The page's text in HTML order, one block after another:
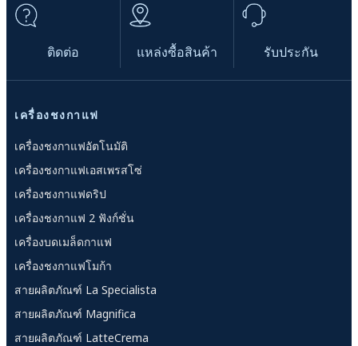
ติดต่อ แหล่งซื้อสินค้า รับประกัน
เครื่องชงกาแฟ
เครื่องชงกาแฟอัตโนมัติ
เครื่องชงกาแฟเอสเพรสโซ่
เครื่องชงกาแฟดริป
เครื่องชงกาแฟ 2 ฟังก์ชั่น
เครื่องบดเมล็ดกาแฟ
เครื่องชงกาแฟโมก้า
สายผลิตภัณฑ์ La Specialista
สายผลิตภัณฑ์ Magnifica
สายผลิตภัณฑ์ LatteCrema